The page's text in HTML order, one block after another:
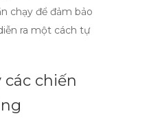
chạy để đảm bảo
ra một cách tự
các chiến